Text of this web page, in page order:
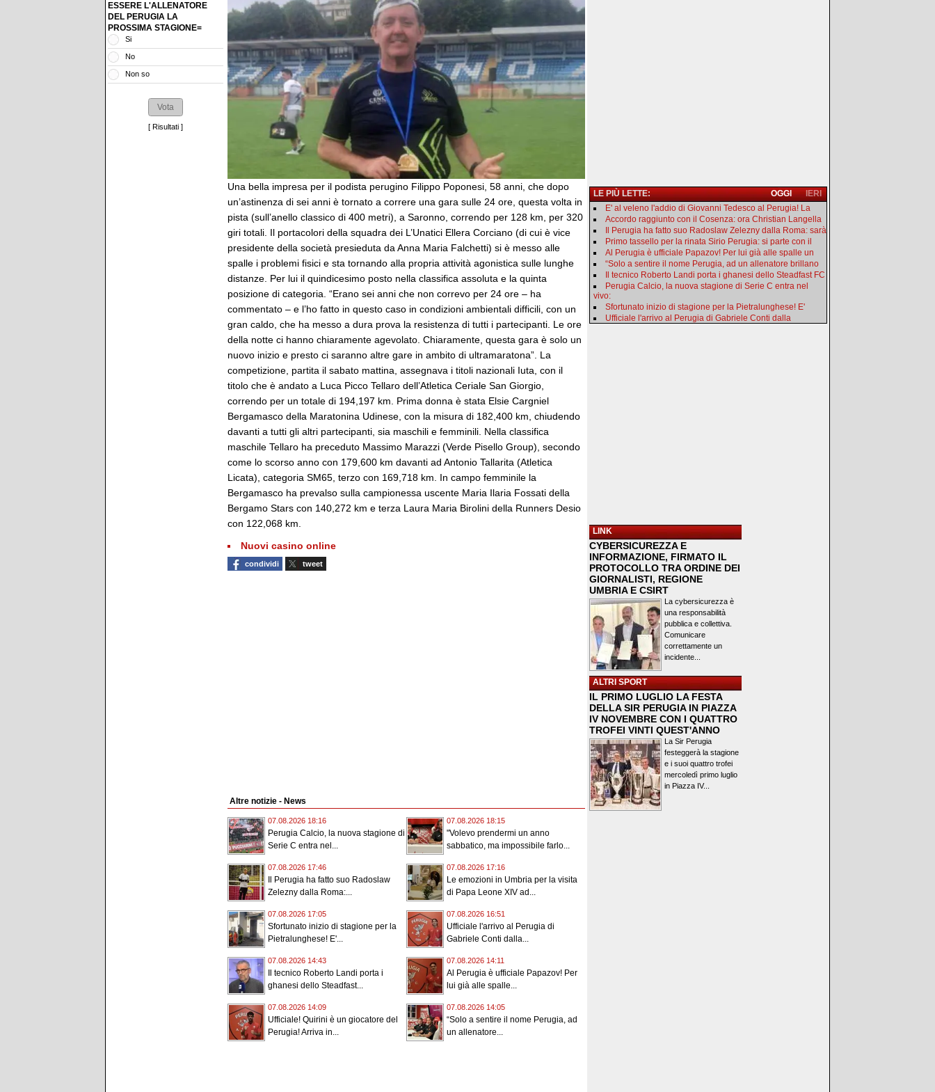
ESSERE L'ALLENATORE
DEL PERUGIA LA
PROSSIMA STAGIONE=
Si
No
Non so
[ Risultati ]
Una bella impresa per il podista perugino Filippo Poponesi, 58 anni, che dopo
un’astinenza di sei anni è tornato a correre una gara sulle 24 ore, questa volta in
pista (sull’anello classico di 400 metri), a Saronno, correndo per 128 km, per 320
giri totali. Il portacolori della squadra dei L’Unatici Ellera Corciano (di cui è vice
presidente della società presieduta da Anna Maria Falchetti) si è messo alle
spalle i problemi fisici e sta tornando alla propria attività agonistica sulle lunghe
distanze. Per lui il quindicesimo posto nella classifica assoluta e la quinta
posizione di categoria. “Erano sei anni che non correvo per 24 ore – ha
commentato – e l’ho fatto in questo caso in condizioni ambientali difficili, con un
gran caldo, che ha messo a dura prova la resistenza di tutti i partecipanti. Le ore
della notte ci hanno chiaramente agevolato. Chiaramente, questa gara è solo un
nuovo inizio e presto ci saranno altre gare in ambito di ultramaratona”. La
competizione, partita il sabato mattina, assegnava i titoli nazionali Iuta, con il
titolo che è andato a Luca Picco Tellaro dell’Atletica Ceriale San Giorgio,
correndo per un totale di 194,197 km. Prima donna è stata Elsie Cargniel
Bergamasco della Maratonina Udinese, con la misura di 182,400 km, chiudendo
davanti a tutti gli altri partecipanti, sia maschili e femminili. Nella classifica
maschile Tellaro ha preceduto Massimo Marazzi (Verde Pisello Group), secondo
come lo scorso anno con 179,600 km davanti ad Antonio Tallarita (Atletica
Licata), categoria SM65, terzo con 169,718 km. In campo femminile la
Bergamasco ha prevalso sulla campionessa uscente Maria Ilaria Fossati della
Bergamo Stars con 140,272 km e terza Laura Maria Birolini della Runners Desio
con 122,068 km.
Nuovi casino online
condividi tweet
Altre notizie - News
07.08.2026 18:16
Perugia Calcio, la nuova stagione di
Serie C entra nel...
07.08.2026 18:15
"Volevo prendermi un anno
sabbatico, ma impossibile farlo...
07.08.2026 17:46
Il Perugia ha fatto suo Radoslaw
Zelezny dalla Roma:...
07.08.2026 17:16
Le emozioni in Umbria per la visita
di Papa Leone XIV ad...
07.08.2026 17:05
Sfortunato inizio di stagione per la
Pietralunghese! E'...
07.08.2026 16:51
Ufficiale l'arrivo al Perugia di
Gabriele Conti dalla...
07.08.2026 14:43
Il tecnico Roberto Landi porta i
ghanesi dello Steadfast...
07.08.2026 14:11
Al Perugia è ufficiale Papazov! Per
lui già alle spalle...
07.08.2026 14:09
Ufficiale! Quirini è un giocatore del
Perugia! Arriva in...
07.08.2026 14:05
“Solo a sentire il nome Perugia, ad
un allenatore...
LE PIÙ LETTE: IERI
OGGI
E' al veleno l'addio di Giovanni Tedesco al Perugia! La
Accordo raggiunto con il Cosenza: ora Christian Langella
Il Perugia ha fatto suo Radoslaw Zelezny dalla Roma: sarà
Primo tassello per la rinata Sirio Perugia: si parte con il
Al Perugia è ufficiale Papazov! Per lui già alle spalle un
“Solo a sentire il nome Perugia, ad un allenatore brillano
Il tecnico Roberto Landi porta i ghanesi dello Steadfast FC
Perugia Calcio, la nuova stagione di Serie C entra nel
vivo:
Sfortunato inizio di stagione per la Pietralunghese! E'
Ufficiale l'arrivo al Perugia di Gabriele Conti dalla
LINK
CYBERSICUREZZA E
INFORMAZIONE, FIRMATO IL
PROTOCOLLO TRA ORDINE DEI
GIORNALISTI, REGIONE
UMBRIA E CSIRT
La cybersicurezza è
una responsabilità
pubblica e collettiva.
Comunicare
correttamente un
incidente...
ALTRI SPORT
IL PRIMO LUGLIO LA FESTA
DELLA SIR PERUGIA IN PIAZZA
IV NOVEMBRE CON I QUATTRO
TROFEI VINTI QUEST'ANNO
La Sir Perugia
festeggerà la stagione
e i suoi quattro trofei
mercoledì primo luglio
in Piazza IV...